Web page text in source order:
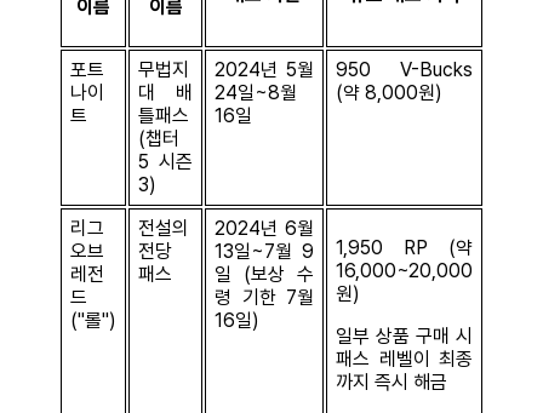
이름
이름
포트
나이
트
무법지
대 배
틀패스
(챕터
5 시즌
3)
2024년 5월
24일~8월
16일
950 V-Bucks
(약 8,000원)
리그
오브
레전
드
("롤")
전설의
전당
패스
2024년 6월
13일~7월 9
일 (보상 수
령 기한 7월
16일)
1,950 RP (약
16,000~20,000
원)
일부 상품 구매 시
패스 레벨이 최종
까지 즉시 해금